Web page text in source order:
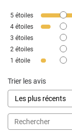
5 étoiles
4 étoiles
3 étoiles
2 étoiles
1 étoile
Trier les avis